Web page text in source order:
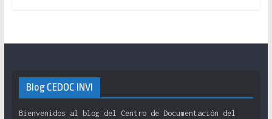
Blog CEDOC INVI
Bienvenidos al blog del Centro de Documentación del